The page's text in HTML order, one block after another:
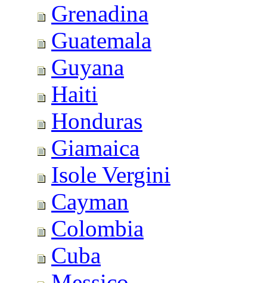
Grenadina
Guatemala
Guyana
Haiti
Honduras
Giamaica
Isole Vergini
Cayman
Colombia
Cuba